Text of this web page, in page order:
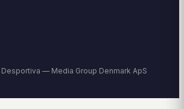
— Media Group Denmark ApS